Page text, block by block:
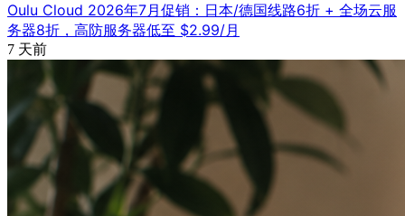
Oulu Cloud 2026年7月促销：日本/德国线路6折 + 全场云服
务器8折，高防服务器低至 $2.99/月
7 天前